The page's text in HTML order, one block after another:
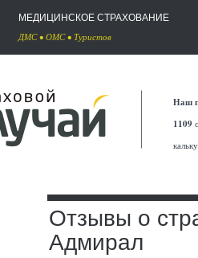
МЕДИЦИНСКОЕ СТРАХОВАНИЕ
ДМС• ОМС• Туристов
Наш
1109
Отзывы о
Адмирал